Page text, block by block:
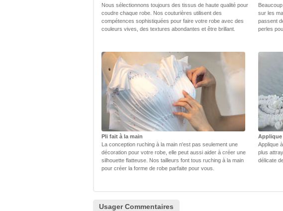
Nous sélectionnons toujours des tissus de haute qualité pour
coudre chaque robe. Nos couturières utilisent des
compétences sophistiquées pour faire votre robe avec des
couleurs vives, des textures abondantes et être brillant.
sur les
passent
perles
Pli fait à la main
La conception ruching à la main n'est pas seulement une
décoration pour votre robe, elle peut aussi aider à créer une
silhouette flatteuse. Nos tailleurs font tous ruching à la main
pour créer la forme de robe parfaite pour vous.
Applique
Applique
plus
délicate
Usager Commentaires